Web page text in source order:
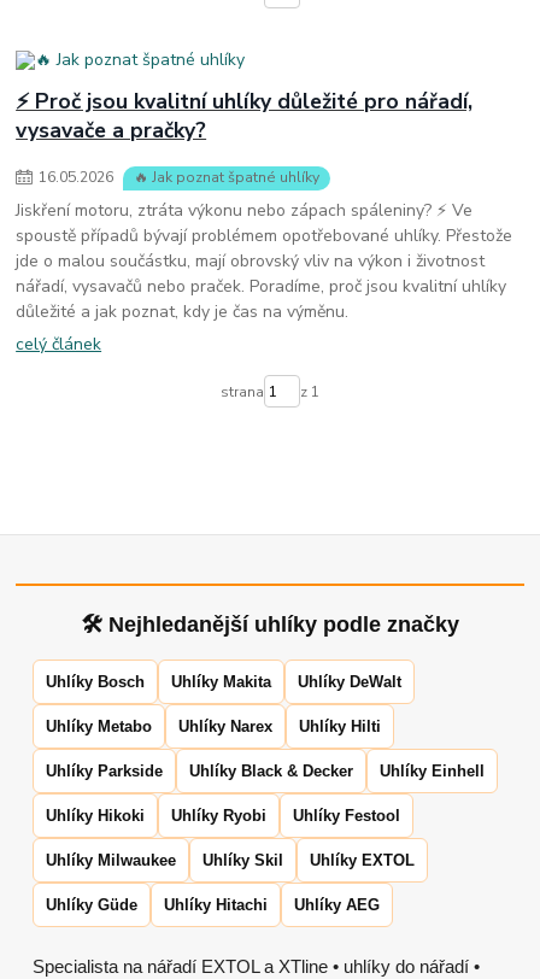
⚡ Proč jsou kvalitní uhlíky důležité pro nářadí,
vysavače a pračky?
16.05.2026 🔥 Jak poznat špatné uhlíky
Jiskření motoru, ztráta výkonu nebo zápach spáleniny? ⚡ Ve
spoustě případů bývají problémem opotřebované uhlíky. Přestože
jde o malou součástku, mají obrovský vliv na výkon i životnost
nářadí, vysavačů nebo praček. Poradíme, proč jsou kvalitní uhlíky
důležité a jak poznat, kdy je čas na výměnu.
celý článek
strana z 1
🛠 Nejhledanější uhlíky podle značky
Uhlíky Bosch Uhlíky Makita Uhlíky DeWalt
Uhlíky Metabo Uhlíky Narex Uhlíky Hilti
Uhlíky Parkside Uhlíky Black & Decker Uhlíky Einhell
Uhlíky Hikoki Uhlíky Ryobi Uhlíky Festool
Uhlíky Milwaukee Uhlíky Skil Uhlíky EXTOL
Uhlíky Güde Uhlíky Hitachi Uhlíky AEG
Specialista na nářadí EXTOL a XTline • uhlíky do nářadí •